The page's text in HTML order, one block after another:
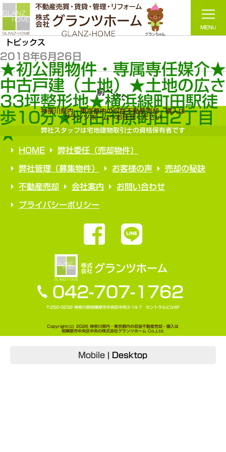
トピックス
2018年6月26日
★初公開物件・専属専任媒介★
中古戸建（土地）★土地の広さ
33坪整形地★横浜線町田駅徒
歩10分★町田市原町田2丁目
★
前へ
次へ
神奈川県内・東京都内の収益不動産売却・購入は
グランツホームへお任せください
弊社スタッフは宅地建物取引士の資格保有者です
HOME 弊社委任（売却物件）
弊社管理（募集物件） お客様の声 売却の秘訣
不動産売却 会社案内 お問い合わせ
プライバシーポリシー
042-707-1762
〒252-0239 神奈川県相模原市中央区中央3-14-7 セントラルビル6F
Copyright(c) 2026 神奈川県内・東京都内の収益不動産売却・購入は
相模原市中央区中央の株式会社グランツホーム Co.,Ltd.
Mobile Desktop